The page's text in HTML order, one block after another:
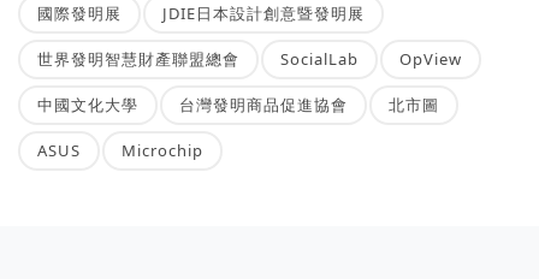
國際發明展 JDIE日本設計創意暨發明展
世界發明智慧財產聯盟總會 SocialLab OpView
中國文化大學 台灣發明商品促進協會 北市圖
ASUS Microchip